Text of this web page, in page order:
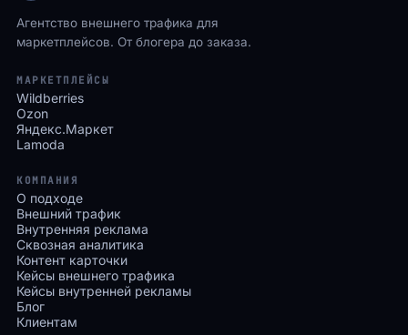
Агентство внешнего трафика для
маркетплейсов. От блогера до заказа.
МАРКЕТПЛЕЙСЫ
Wildberries
Ozon
Яндекс.Маркет
Lamoda
КОМПАНИЯ
О подходе
Внешний трафик
Внутренняя реклама
Сквозная аналитика
Контент карточки
Кейсы внешнего трафика
Кейсы внутренней рекламы
Блог
Клиентам